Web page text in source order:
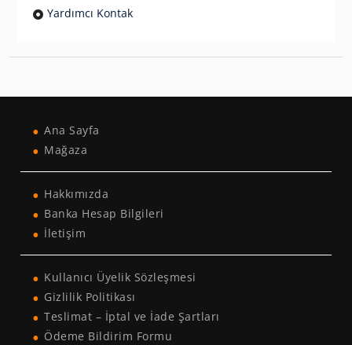
Yardımcı Kontak
Ana Sayfa
Mağaza
Hakkımızda
Banka Hesap Bilgileri
İletişim
Kullanıcı Üyelik Sözleşmesi
Gizlilik Politikası
Teslimat – İptal ve İade Şartları
Ödeme Bildirim Formu